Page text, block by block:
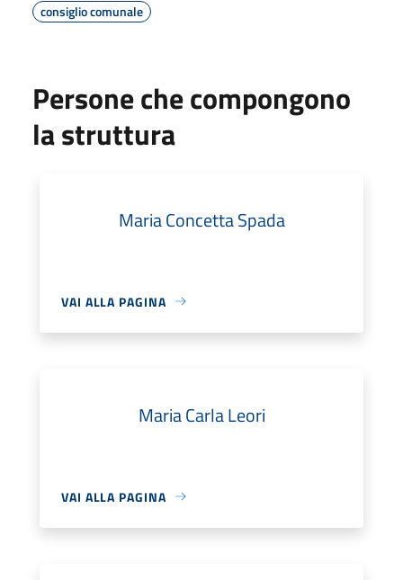
consiglio comunale
Persone che compongono
la struttura
Maria Concetta Spada
VAI ALLA PAGINA
Maria Carla Leori
VAI ALLA PAGINA